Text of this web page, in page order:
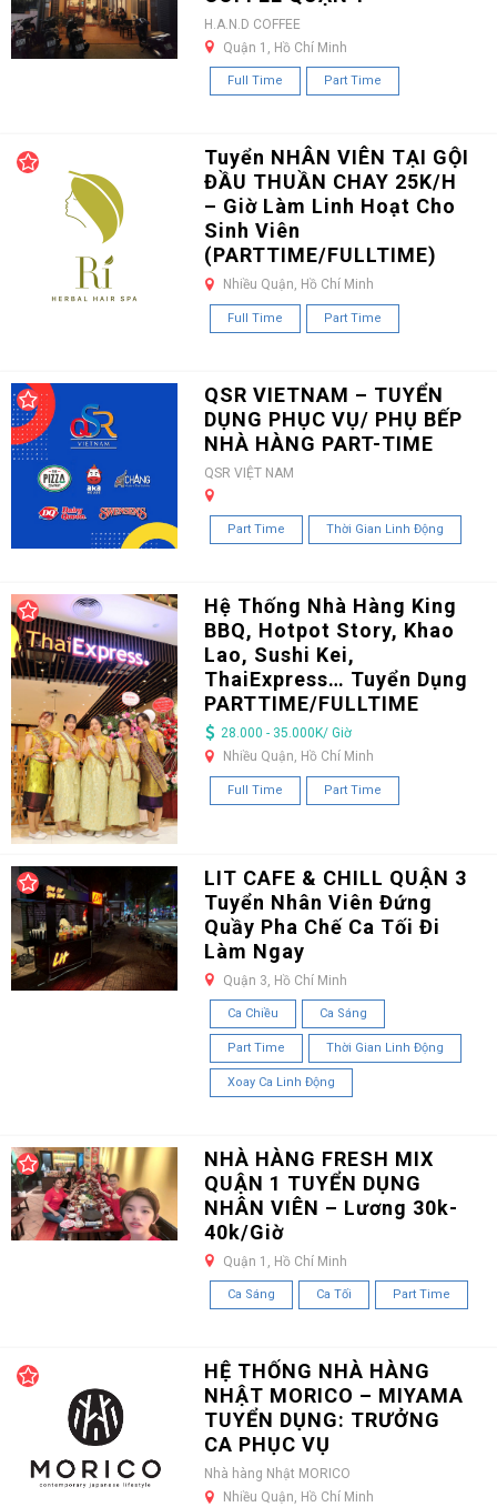
H.A.N.D COFFEE
Quận 1, Hồ Chí Minh
Full Time Part Time
Tuyển NHÂN VIÊN TẠI GỘI
ĐẦU THUẦN CHAY 25K/H
– Giờ Làm Linh Hoạt Cho
Sinh Viên
(PARTTIME/FULLTIME)
Nhiều Quận, Hồ Chí Minh
Full Time Part Time
QSR VIETNAM – TUYỂN
DỤNG PHỤC VỤ/ PHỤ BẾP
NHÀ HÀNG PART-TIME
QSR VIỆT NAM
Part Time Thời Gian Linh Động
Hệ Thống Nhà Hàng King
BBQ, Hotpot Story, Khao
Lao, Sushi Kei,
ThaiExpress… Tuyển Dụng
PARTTIME/FULLTIME
28.000 - 35.000K/ Giờ
Nhiều Quận, Hồ Chí Minh
Full Time Part Time
LIT CAFE & CHILL QUẬN 3
Tuyển Nhân Viên Đứng
Quầy Pha Chế Ca Tối Đi
Làm Ngay
Quận 3, Hồ Chí Minh
Ca Chiều Ca Sáng
Part Time Thời Gian Linh Động
Xoay Ca Linh Động
NHÀ HÀNG FRESH MIX
QUẬN 1 TUYỂN DỤNG
NHÂN VIÊN – Lương 30k-
40k/Giờ
Quận 1, Hồ Chí Minh
Ca Sáng Ca Tối Part Time
HỆ THỐNG NHÀ HÀNG
NHẬT MORICO – MIYAMA
TUYỂN DỤNG: TRƯỞNG
CA PHỤC VỤ
Nhà hàng Nhật MORICO
Nhiều Quận, Hồ Chí Minh